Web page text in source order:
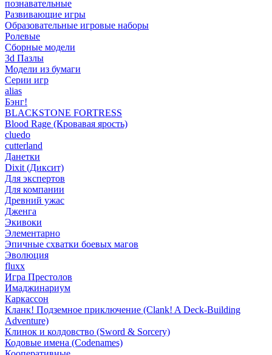
познавательные
Развивающие игры
Образовательные игровые наборы
Ролевые
Сборные модели
3d Пазлы
Модели из бумаги
Серии игр
alias
Бэнг!
BLACKSTONE FORTRESS
Blood Rage (Кровавая ярость)
cluedo
cutterland
Данетки
Dixit (Диксит)
Для экспертов
Для компании
Древний ужас
Дженга
Экивоки
Элементарно
Эпичные схватки боевых магов
Эволюция
fluxx
Игра Престолов
Имаджинариум
Каркассон
Кланк! Подземное приключение (Clank! A Deck-Building
Adventure)
Клинок и колдовство (Sword & Sorcery)
Кодовые имена (Codenames)